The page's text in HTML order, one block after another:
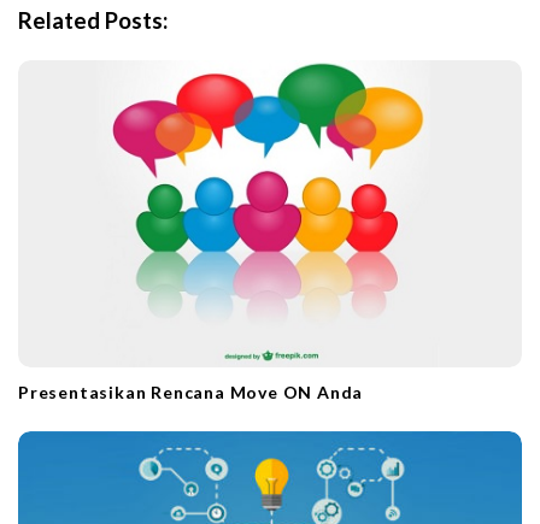
Related Posts:
Presentasikan Rencana Move ON Anda